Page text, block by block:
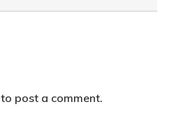
to post a comment.